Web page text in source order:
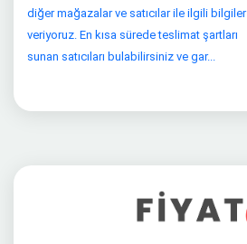
diğer mağazalar ve satıcılar ile ilgili bilgiler
veriyoruz. En kısa sürede teslimat şartları
sunan satıcıları bulabilirsiniz ve gar...